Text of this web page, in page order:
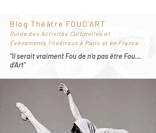
Blog Théâtre FOUD'ART
Guide des Activités Culturelles et
Événements Théâtraux à Paris et en France
"Il serait vraiment Fou de n’a pas être Fou…
d’Art"